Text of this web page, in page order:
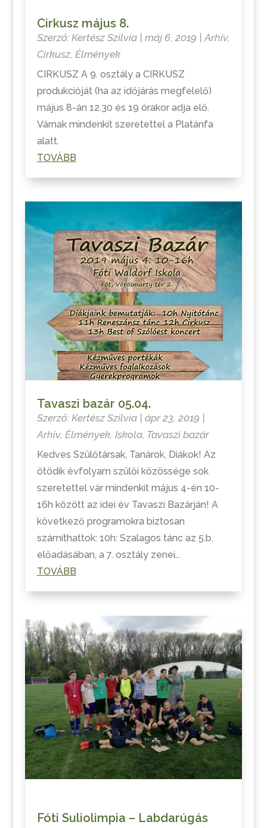
Cirkusz május 8.
Szerző: Kertész Szilvia| máj 6, 2019 | Arhív,
Cirkusz, Élmények
CIRKUSZ A 9. osztály a CIRKUSZ
produkcióját (ha az időjárás megfelelő)
május 8-án 12.30 és 19 órakor adja elő.
Várnak mindenkit szeretettel a Platánfa
alatt.
TOVÁBB
Tavaszi bazár 05.04.
Szerző: Kertész Szilvia| ápr 23, 2019
Arhív, Élmények, Iskola, Tavaszi bazár
Kedves Szülőtársak, Tanárok, Diákok! Az
ötödik évfolyam szülői közössége sok
szeretettel vár mindenkit május 4-én 10-
16h között az idei év Tavaszi Bazárján! A
következő programokra biztosan
számíthattok: 10h: Szalagos tánc az 5.b.
előadásában, a 7. osztály zenei...
TOVÁBB
Fóti Suliolimpia – Labdarúgás